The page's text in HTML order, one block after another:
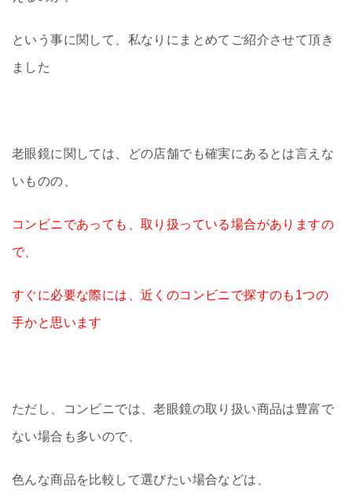
という事に関して、私なりにまとめてご紹介させて頂き
ました
老眼鏡に関しては、どの店舗でも確実にあるとは言えな
いものの、
コンビニであっても、取り扱っている場合がありますの
で、
すぐに必要な際には、近くのコンビニで探すのも1つの
手かと思います
ただし、コンビニでは、老眼鏡の取り扱い商品は豊富で
ない場合も多いので、
色んな商品を比較して選びたい場合などは、